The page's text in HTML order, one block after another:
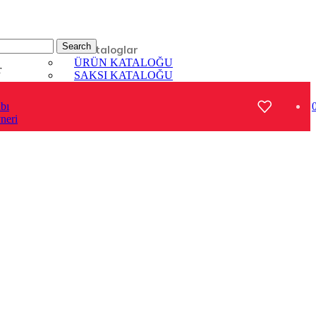
Kataloglar
ÜRÜN KATALOĞU
SAKSI KATALOĞU
Search
ŞEFFAF (7.5 LT) (E-101)